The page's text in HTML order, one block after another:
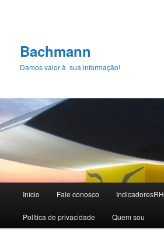
principalBachmann
Damos valor à sua informação!
principal
Início Fale conosco IndicadoresRH
Polí­tica de privacidade Quem sou